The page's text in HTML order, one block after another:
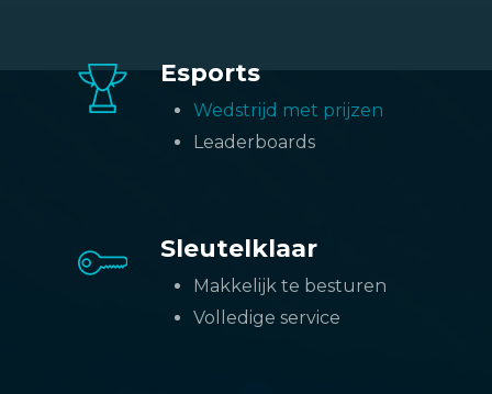
Esports
Wedstrijd met prijzen
Leaderboards
Sleutelklaar
Makkelijk te besturen
Volledige service